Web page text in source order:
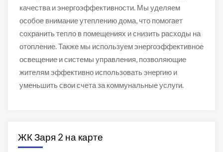
качества и энергоэффективности. Мы уделяем
особое внимание утеплению дома, что помогает
сохранить тепло в помещениях и снизить расходы на
отопление. Также мы используем энергоэффективное
освещение и системы управления, позволяющие
жителям эффективно использовать энергию и
уменьшить свои счета за коммунальные услуги.
ЖК Заря 2 на карте